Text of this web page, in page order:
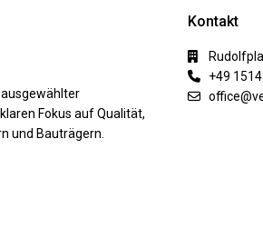
Fokus auf Qualität,
und Bauträgern.
Kontakt
+49